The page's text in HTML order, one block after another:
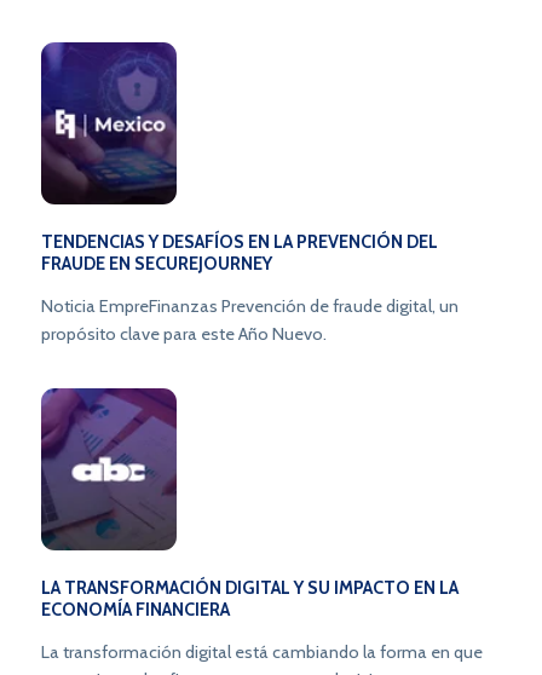
información. La adopción de tecnología como Inteligencia
Artificial (IA) están impulsando innovaciones dentro del
sector financiero, seis de cada 10 bancos y microfinancieras
buscan aplicar esta herramienta para el servicio al cliente y
asistencia automatizada, de acuerdo con un estudio
realizado por Cobis Topaz.
TENDENCIAS Y DESAFÍOS EN LA PREVENCIÓN DEL
FRAUDE EN SECUREJOURNEY
Noticia EmpreFinanzas Prevención de fraude digital, un
propósito clave para este Año Nuevo.
LA TRANSFORMACIÓN DIGITAL Y SU IMPACTO EN LA
ECONOMÍA FINANCIERA
La transformación digital está cambiando la forma en que